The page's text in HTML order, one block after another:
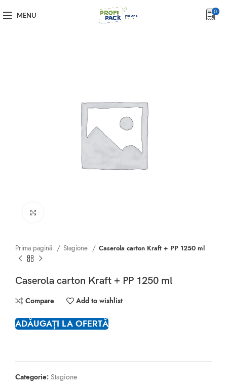
MENU 0
Prima pagină Stagione Caserola carton Kraft + PP 1250 ml
Caserola carton Kraft + PP 1250 ml
Compare Add to wishlist
ADĂUGAȚI LA OFERTĂ
Categorie: Stagione